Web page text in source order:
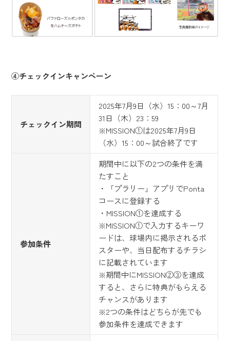
④チェックインキャンペーン
チェックイン期間
2025年7月9日（水）15：00～7月
31日（木）23：59
※MISSION①は2025年7月9日
（水）15：00～試合終了です
参加条件
期間中に以下の2つの条件を満
たすこと
・「プラリー」アプリでPonta
コースに登録する
・MISSION①を達成する
※MISSION①で入力するキーワ
ードは、球場内に掲示されるポ
スターや、当日配布するチラシ
に記載されています
※期間中にMISSION②③を達成
すると、さらに特典がもらえる
チャンスがあります
※2つの条件はどちらが先でも
参加条件を達成できます